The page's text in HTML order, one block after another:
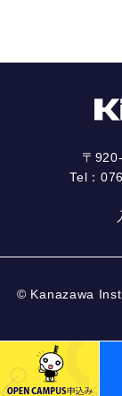
〒
Tel：
© Kanazawa